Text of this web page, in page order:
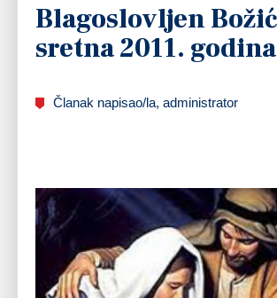
Blagoslovljen
sretna 2011. godina
Članak napisao/la, administrator